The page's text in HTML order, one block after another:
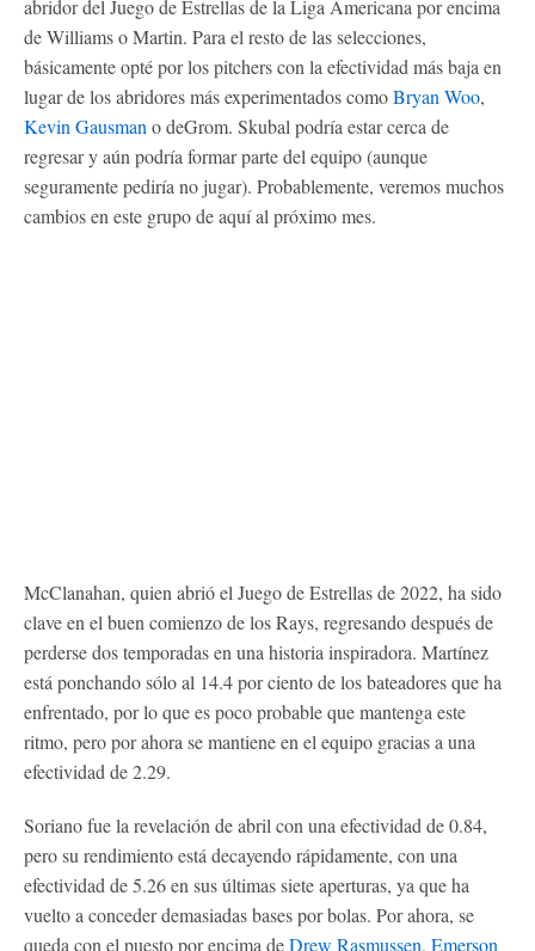
abridor del Juego de Estrellas de la Liga Americana por encima
de Williams o Martin. Para el resto de las selecciones,
básicamente opté por los pitchers con la efectividad más baja en
lugar de los abridores más experimentados comoBryan Woo,
Kevin Gausman o deGrom. Skubal podría estar cerca de
regresar y aún podría formar parte del equipo (aunque
seguramente pediría no jugar). Probablemente, veremos muchos
cambios en este grupo de aquí al próximo mes.
McClanahan, quien abrió el Juego de Estrellas de 2022, ha sido
clave en el buen comienzo de los Rays, regresando después de
perderse dos temporadas en una historia inspiradora. Martínez
está ponchando sólo al 14.4 por ciento de los bateadores que ha
enfrentado, por lo que es poco probable que mantenga este
ritmo, pero por ahora se mantiene en el equipo gracias a una
efectividad de 2.29.
Soriano fue la revelación de abril con una efectividad de 0.84,
pero su rendimiento está decayendo rápidamente, con una
efectividad de 5.26 en sus últimas siete aperturas, ya que ha
vuelto a conceder demasiadas bases por bolas. Por ahora, se
queda con el puesto por encima deDrew Rasmussen, Emerson